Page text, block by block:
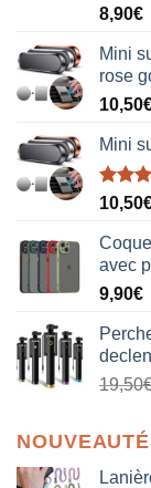
Note
8,90€
Mini
rose
10,50
Mini
Note
10,50
avec
9,90€
19,50